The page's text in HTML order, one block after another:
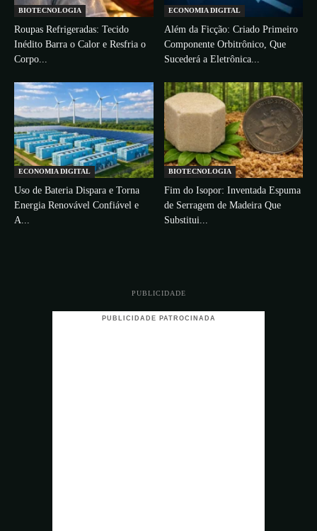
BIOTECNOLOGIA
Roupas Refrigeradas: Tecido
Inédito Barra o Calor e Resfria o
Corpo...
ECONOMIA DIGITAL
Além da Ficção: Criado Primeiro
Componente Orbitrônico, Que
Sucederá a Eletrônica...
ECONOMIA DIGITAL
Uso de Bateria Dispara e Torna
Energia Renovável Confiável e
A...
BIOTECNOLOGIA
Fim do Isopor: Inventada Espuma
de Serragem de Madeira Que
Substitui...
PUBLICIDADE
PUBLICIDADE PATROCINADA